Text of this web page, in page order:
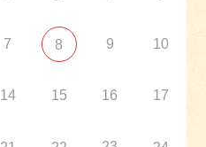
7 8 9 10
14 15 16 17